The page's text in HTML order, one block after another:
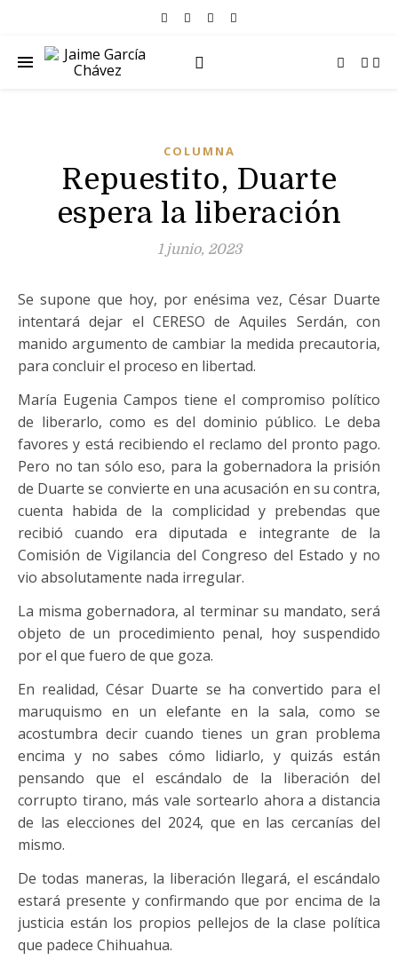
COLUMNA
Repuestito, Duarte
espera la liberación
1 junio, 2023
Se supone que hoy, por enésima vez, César Duarte
intentará dejar el CERESO de Aquiles Serdán, con
manido argumento de cambiar la medida precautoria,
para concluir el proceso en libertad.
María Eugenia Campos tiene el compromiso político
de liberarlo, como es del dominio público. Le deba
favores y está recibiendo el reclamo del pronto pago.
Pero no tan sólo eso, para la gobernadora la prisión
de Duarte se convierte en una acusación en su contra,
cuenta habida de la complicidad y prebendas que
recibió cuando era diputada e integrante de la
Comisión de Vigilancia del Congreso del Estado y no
vio absolutamente nada irregular.
La misma gobernadora, al terminar su mandato, será
objeto de un procedimiento penal, hoy suspendido
por el que fuero de que goza.
En realidad, César Duarte se ha convertido para el
maruquismo en un elefante en la sala, como se
acostumbra decir cuando tienes un gran problema
encima y no sabes cómo lidiarlo, y quizás están
pensando que el escándalo de la liberación del
corrupto tirano, más vale sortearlo ahora a distancia
de las elecciones del 2024, que en las cercanías del
mismo.
De todas maneras, la liberación llegará, el escándalo
estará presente y confirmando que por encima de la
justicia están los propios pellejos de la clase política
que padece Chihuahua.